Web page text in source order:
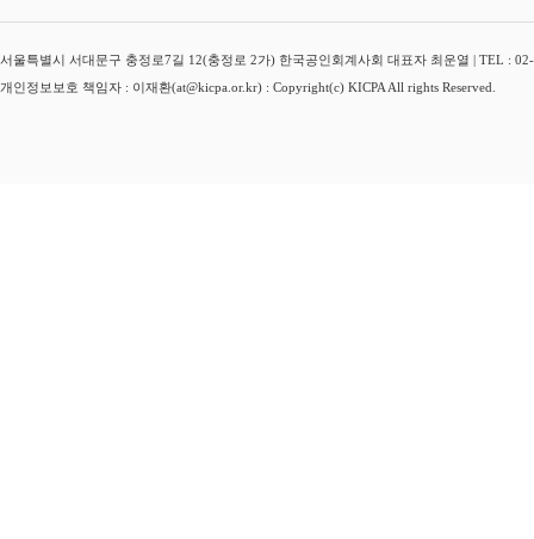
서울특별시 서대문구 충정로7길 12(충정로 2가) 한국공인회계사회 대표자 최운열 | TEL :
개인정보보호 책임자 : 이재환(at@kicpa.or.kr) : Copyright(c) KICPA All rights Reserved.